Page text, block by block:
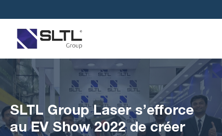
SLTL Group Laser s’efforce
au EV Show 2022 de créer